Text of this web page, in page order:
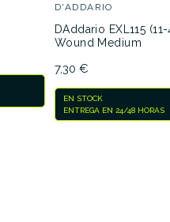
No hay características
D'ADDARIO
DAddario EXL115
Wound Medium
7,30 €
EN STOCK
ENTREGA EN 24/48 HORAS